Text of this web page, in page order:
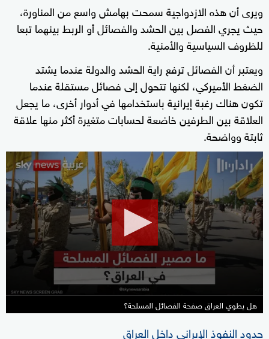
ويرى أن هذه الازدواجية سمحت بهامش واسع من المناورة،
حيث يجري الفصل بين الحشد والفصائل أو الربط بينهما تبعا
للظروف السياسية والأمنية.
ويعتبر أن الفصائل ترفع راية الحشد والدولة عندما يشتد
الضغط الأميركي، لكنها تتحول إلى فصائل مستقلة عندما
تكون هناك رغبة إيرانية باستخدامها في أدوار أخرى، ما يجعل
العلاقة بين الطرفين خاضعة لحسابات متغيرة أكثر منها علاقة
ثابتة وواضحة.
seconds
of
25
minutes,
30
seconds
هل يطوي العراق صفحة الفصائل المسلحة؟
حدود النفوذ الإيراني داخل العراق